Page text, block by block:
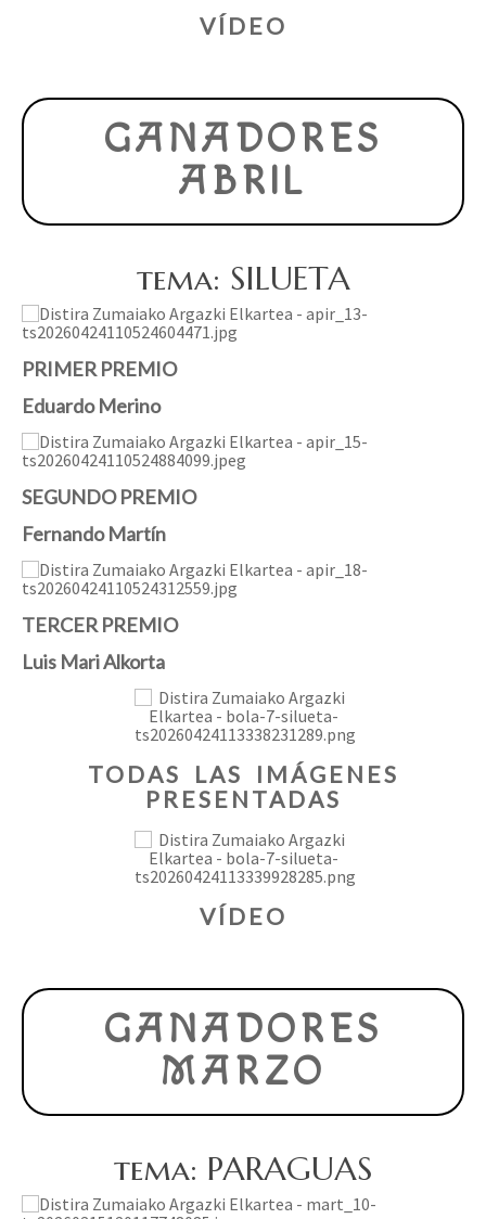
VÍDEO
GANADORES
ABRIL
tema: SILUETA
PRIMER PREMIO
Eduardo Merino
SEGUNDO PREMIO
Fernando Martín
TERCER PREMIO
Luis Mari Alkorta
TODAS LAS IMÁGENES
PRESENTADAS
VÍDEO
GANADORES
MARZO
tema: PARAGUAS